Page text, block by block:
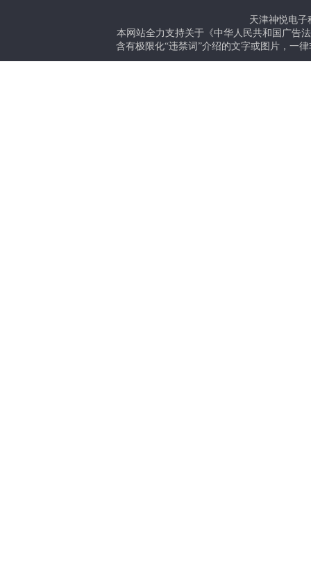
天津神悦电
本网站全力支持关于《中华人民共和国广告
含有极限化“违禁词”介绍的文字或图片，一